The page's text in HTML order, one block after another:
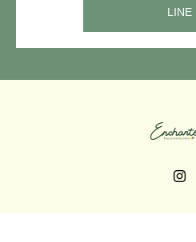
LINE